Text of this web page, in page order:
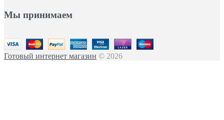
Мы принимаем
Готовый интернет магазин © 2026